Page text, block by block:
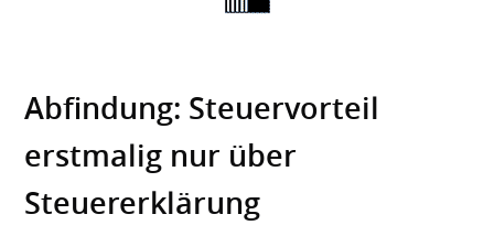
Abfindung: Steuervorteil
erstmalig nur über
Steuererklärung